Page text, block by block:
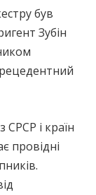
був
Зубін
СРСР і країн
провідні